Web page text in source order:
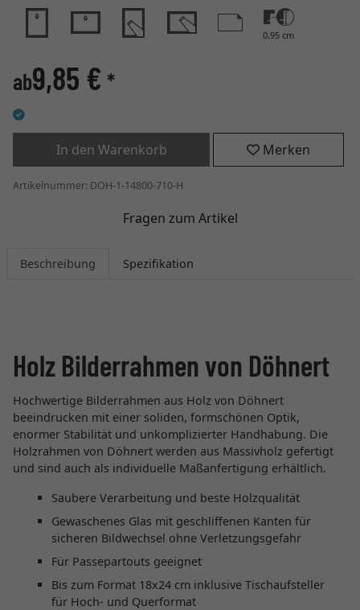
0,95 cm
ab9,85 € *
In den Warenkorb Merken
Artikelnummer: DOH-1-14800-710-H
Fragen zum Artikel
Beschreibung Spezifikation
Holz Bilderrahmen von Döhnert
Hochwertige Bilderrahmen aus Holz von Döhnert
beeindrucken mit einer soliden, formschönen Optik,
enormer Stabilität und unkomplizierter Handhabung. Die
Holzrahmen von Döhnert werden aus Massivholz gefertigt
und sind auch als individuelle Maßanfertigung erhältlich.
Saubere Verarbeitung und beste Holzqualität
Gewaschenes Glas mit geschliffenen Kanten für
sicheren Bildwechsel ohne Verletzungsgefahr
Für Passepartouts geeignet
Bis zum Format 18x24 cm inklusive Tischaufsteller
für Hoch- und Querformat